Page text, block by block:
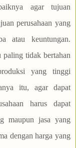
agar tujuan
perusahaan yang
atau keuntungan.
paling tidak bertahan
yang tinggi
itu, agar dapat
harus dapat
maupun jasa yang
dengan harga yang